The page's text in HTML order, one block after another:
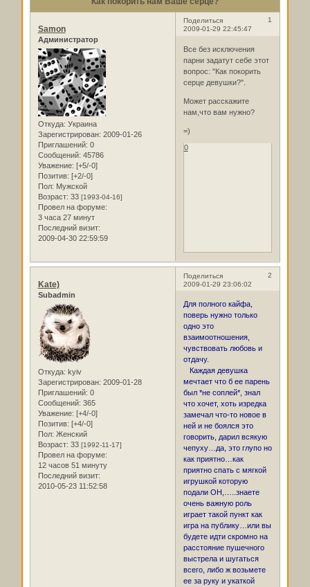
Поделиться
1
2009-01-29 22:45:47
Samon
Администратор
Откуда: Украина
Зарегистрирован: 2009-01-26
Приглашений: 0
Сообщений: 45786
Уважение: [+5/-0]
Позитив: [+2/-0]
Пол: Мужской
Возраст: 33 [1993-04-16]
Провел на форуме:
3 часа 27 минут
Последний визит:
2009-04-30 22:59:59
Все без исключения
парни задатут себе этот
вопрос: "Как покорить
серце девушки?".
Может расскажите
нам,что вам нужно?
=)
0
Поделиться
2
2009-01-29 23:06:02
Kate)
Subadmin
Откуда: kyiv
Зарегистрирован: 2009-01-28
Приглашений: 0
Сообщений: 365
Уважение: [+4/-0]
Позитив: [+4/-0]
Пол: Женский
Возраст: 33 [1992-11-17]
Провел на форуме:
12 часов 51 минуту
Последний визит:
2010-05-23 11:52:58
Для полного кайфа,
поверь нужно только
одно это
взаимоотношения,
чувствовать любовь и
отдачу.
Каждая девушка
мечтает что б ее парень
был *не соплей*, знал
что хочет, хоть изредка
замечал что-то новое в
ней и не боялся это
говорить, дарил всякую
чепуху…да, это глупо но
как приятно…как
приятно спать с мягкой
игрушкой которую
подали ОН,…..знаете
очень важную роль
играет такой пункт как
игра на публику…или вы
будете идти скромно на
расстояние пушечного
выстрела и шугаться
всего, либо ж возьмете
ее за руку и укаткой